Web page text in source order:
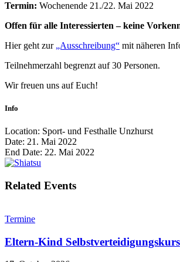
Termin: Wochenende 21./22. Mai 2022
Offen für alle Interessierten – keine
Hier geht zur „Ausschreibung“ mit näheren
Teilnehmerzahl begrenzt auf 30 Personen.
Wir freuen uns auf Euch!
Info
Location: Sport- und Festhalle Unzhurst
Date: 21. Mai 2022
End Date: 22. Mai 2022
Related Events
Termine
Eltern-Kind Selbstverteidigungskurs